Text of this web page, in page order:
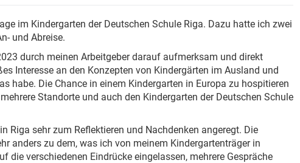
im Kindergarten der Deutschen Schule Riga. Dazu hatte ich zwei
und Abreise.
durch meinen Arbeitgeber darauf aufmerksam und direkt
Interesse an den Konzepten von Kindergärten im Ausland und
habe. Die Chance in einem Kindergarten in Europa zu hospitieren
Standorte und auch den Kindergarten der Deutschen Schule
Riga sehr zum Reflektieren und Nachdenken angeregt. Die
anders zu dem, was ich von meinem Kindergartenträger in
die verschiedenen Eindrücke eingelassen, mehrere Gespräche